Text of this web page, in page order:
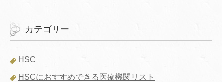
カテゴリー
HSC
HSCにおすすめできる医療機関リスト